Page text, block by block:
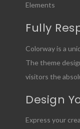
Elements
Fully
Colorway is a
The theme
visitors the
Design
Express your